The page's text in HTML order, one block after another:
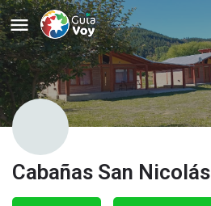
Cabañas San Nicolás